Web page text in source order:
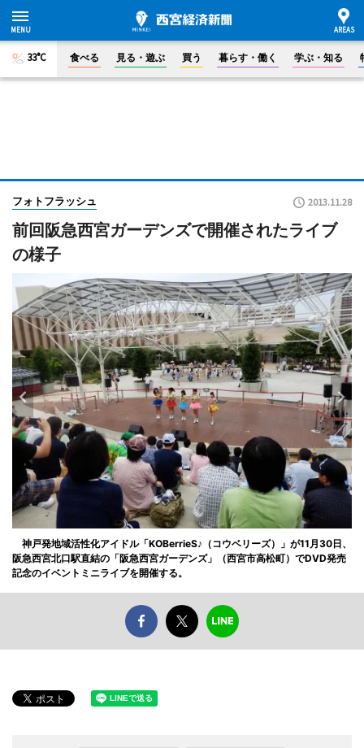
33°C 食べる 見る・遊ぶ 買う 暮らす・働く 学ぶ・知る
フォトフラッシュ 2013.11.28
前回阪急西宮ガーデンズで開催されたライブ
の様子
神戸発地域活性化アイドル「KOBerrieS♪（コウベリーズ）」が11月30日、
阪急西宮北口駅直結の「阪急西宮ガーデンズ」（西宮市高松町）でDVD発売
記念のイベントミニライブを開催する。